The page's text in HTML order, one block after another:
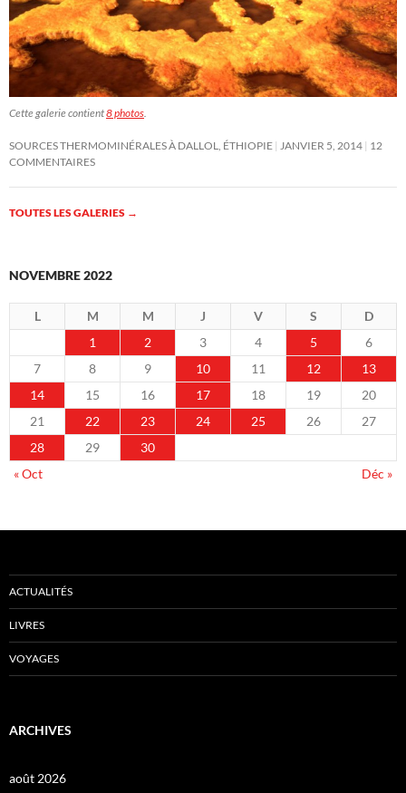
Cette galerie contient8 photos.
SOURCES THERMOMINÉRALES À DALLOL, ÉTHIOPIE JANVIER 5, 2014 12
COMMENTAIRES
TOUTES LES GALERIES →
NOVEMBRE 2022
L M M J V S
D
1
2 3 4 5
6
7
8 9 10 11 12
13
14
15 16 17 18 19
20
21
22 23 24 25 26
27
28
29
30
« Oct
Déc »
ACTUALITÉS
LIVRES
VOYAGES
ARCHIVES
août 2026